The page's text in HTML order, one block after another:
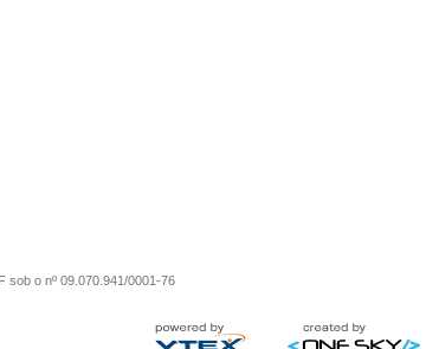
sob o nº 09.070.941/0001-76